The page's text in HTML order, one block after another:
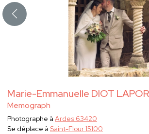
Marie-Emmanuelle DIOT
Memograph
Photographe à Ardes 63420
Se déplace à Saint-Flour 15100